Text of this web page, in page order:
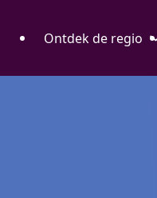
Ontdek de regio